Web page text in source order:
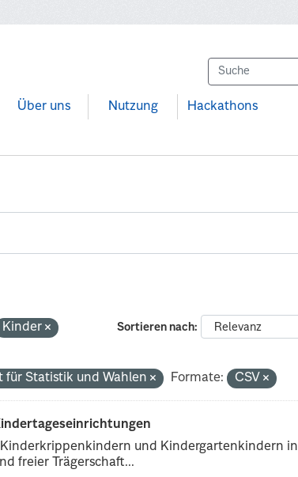
Über uns Nutzung Hackathons
Sortieren nach
Kinder
für Statistik und Wahlen Formate: CSV
und Kindergartenkindern in
freier Trägerschaft...